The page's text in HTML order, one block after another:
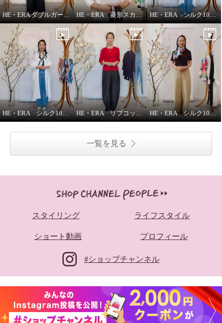
HE・ERA ダブルガーゼ ジレ HE・ERA 菱形スカーフの巻き方 HE・ERA シルク100％アレンジ広がる 菱形スカーフ
HE・ERA シルク100％スカーフのうれしい機能 HE・ERA リブコットンインナー 3枚セット HE・ERA シルク100％ スクエアー 大判スカーフ
一覧を見る
スタイリング ライフスタイル
ショート動画 プロフィール
#ショップチャンネル